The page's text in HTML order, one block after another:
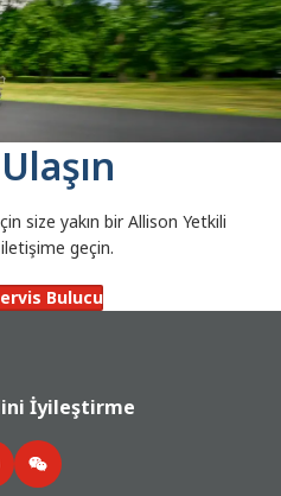
size yakın bir Allison Yetkili
geçin.
Bulucu
İyileştirme
WeChat